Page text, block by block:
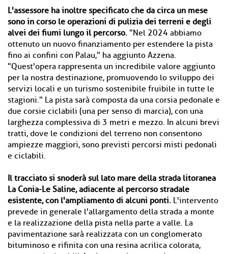
L'assessore ha inoltre specificato che da circa un mese
sono in corso le operazioni di pulizia dei terreni e degli
alvei dei fiumi lungo il percorso. "Nel 2024 abbiamo
ottenuto un nuovo finanziamento per estendere la pista
fino ai confini con Palau," ha aggiunto Azzena.
"Quest'opera rappresenta un incredibile valore aggiunto
per la nostra destinazione, promuovendo lo sviluppo dei
servizi locali e un turismo sostenibile fruibile in tutte le
stagioni." La pista sarà composta da una corsia pedonale e
due corsie ciclabili (una per senso di marcia), con una
larghezza complessiva di 3 metri e mezzo. In alcuni brevi
tratti, dove le condizioni del terreno non consentono
ampiezze maggiori, sono previsti percorsi misti pedonali
e ciclabili.
Il tracciato si snoderà sul lato mare della strada litoranea
La Conia-Le Saline, adiacente al percorso stradale
esistente, con l'ampliamento di alcuni ponti. L'intervento
prevede in generale l'allargamento della strada a monte
e la realizzazione della pista nella parte a valle. La
pavimentazione sarà realizzata con un conglomerato
bituminoso e rifinita con una resina acrilica colorata,